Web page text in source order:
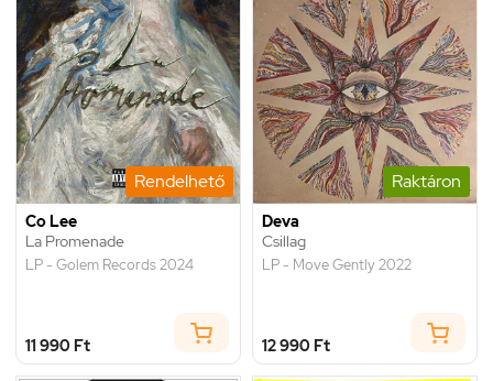
Rendelhető
Co Lee
La Promenade
LP - Golem Records 2024
11 990 Ft
Raktáron
Deva
Csillag
LP - Move Gently 2022
12 990 Ft